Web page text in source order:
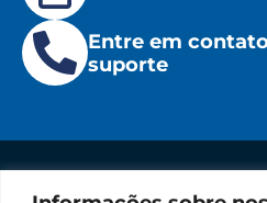
Entre em
suporte